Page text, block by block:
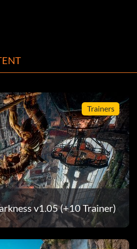
Trainers
v1.05 (+10 Trainer)